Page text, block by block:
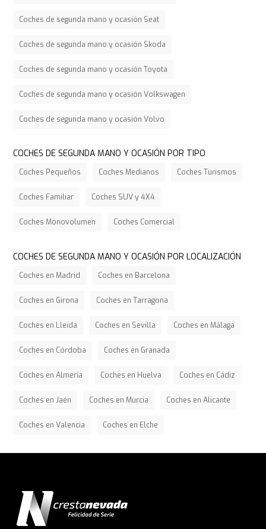
Coches de segunda mano y ocasión Seat
Coches de segunda mano y ocasión Skoda
Coches de segunda mano y ocasión Toyota
Coches de segunda mano y ocasión Volkswagen
Coches de segunda mano y ocasión Volvo
COCHES DE SEGUNDA MANO Y OCASIÓN POR TIPO
Coches Pequeños Coches Medianos Coches Turismos
Coches Familiar Coches SUV y 4X4
Coches Monovolumen Coches Comercial
COCHES DE SEGUNDA MANO Y OCASIÓN POR LOCALIZACIÓN
Coches en Madrid Coches en Barcelona
Coches en Girona Coches en Tarragona
Coches en Lleida Coches en Sevilla Coches en Málaga
Coches en Córdoba Coches en Granada
Coches en Almería Coches en Huelva Coches en Cádiz
Coches en Jaén Coches en Murcia Coches en Alicante
Coches en Valencia Coches en Elche